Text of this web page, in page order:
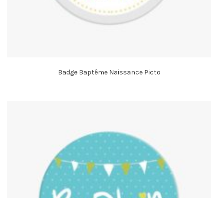
Badge Baptême Naissance Picto